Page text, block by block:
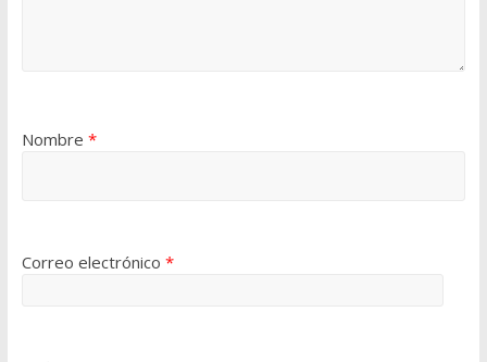
Nombre *
Correo electrónico *